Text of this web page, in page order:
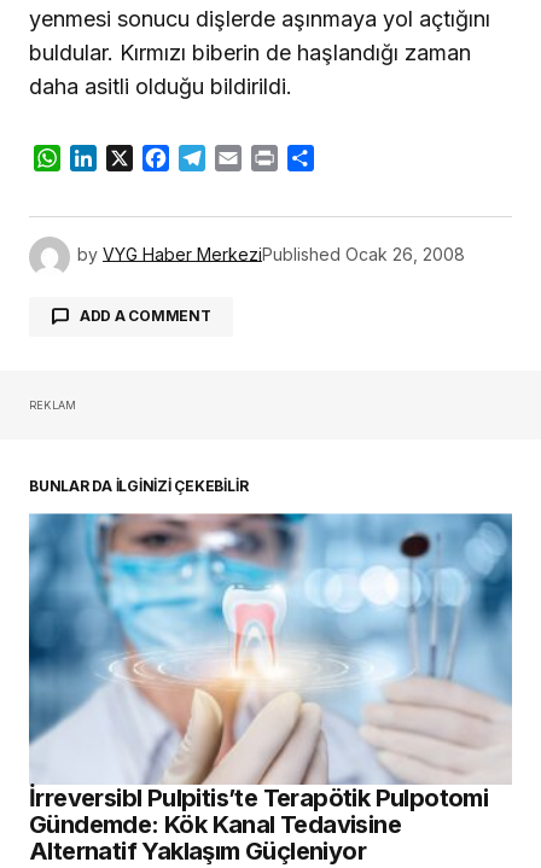
yenmesi sonucu dişlerde aşınmaya yol açtığını
buldular. Kırmızı biberin de haşlandığı zaman
daha asitli olduğu bildirildi.
WhatsApp
LinkedIn
X Facebook
Telegram
Email Print
by VYG Haber MerkeziPublished Ocak 26, 2008
ADD A COMMENT
REKLAM
BUNLAR DA İLGİNİZİ ÇEKEBİLİR
İrreversibl Pulpitis’te Terapötik Pulpotomi
Gündemde: Kök Kanal Tedavisine
Alternatif Yaklaşım Güçleniyor